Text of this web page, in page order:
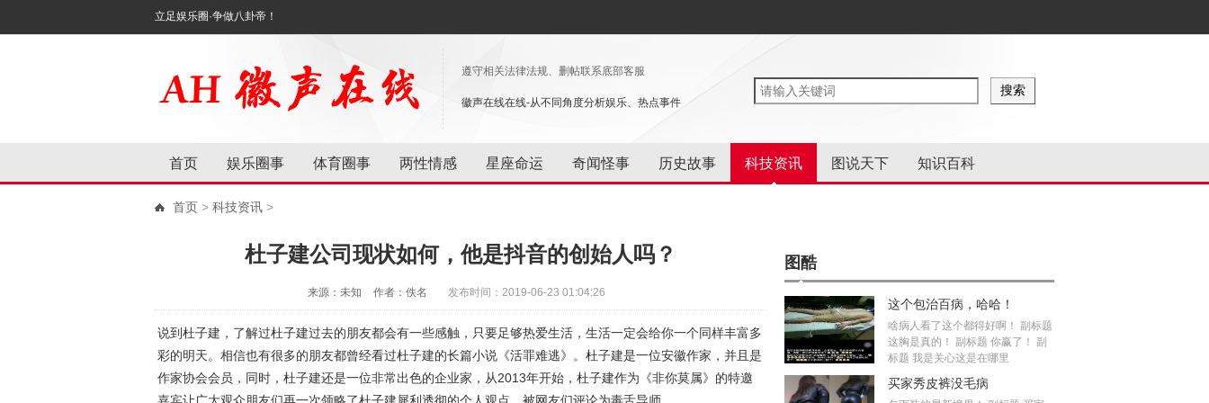
立足娱乐圈·争做八卦帝！
遵守相关法律法规、删帖联系底部客服
徽声在线在线-从不同角度分析娱乐、热点事件
首页 娱乐圈事 体育圈事 两性情感 星座命运 奇闻怪事 历史故事 科技资讯 图说天下 知识百科
首页 > 科技资讯 >
杜子建公司现状如何，他是抖音的创始人吗？
来源：未知 作者：佚名 发布时间：2019-06-23 01:04:26
说到杜子建，了解过杜子建过去的朋友都会有一些感触，只要足够热爱生活，生活一定会给你一个同样丰富多
彩的明天。相信也有很多的朋友都曾经看过杜子建的长篇小说《活罪难逃》。杜子建是一位安徽作家，并且是
作家协会会员，同时，杜子建还是一位非常出色的企业家，从2013年开始，杜子建作为《非你莫属》的特邀
图酷
这个包治百病，哈哈！
啥病人看了这个都得好啊！ 副标题
这胸是真的！ 副标题 你赢了！ 副
标题 我是关心这是在哪里
买家秀皮裤没毛病